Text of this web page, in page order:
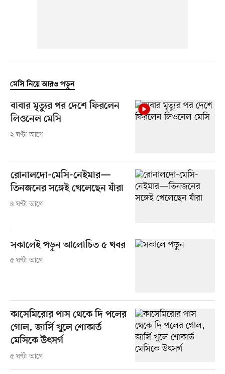
মেসি নিয়ে আরও পড়ুন
বাবার মৃত্যুর পর দেশে ফিরলেন
লিওনেল মেসি
২ ঘণ্টা আগে
রোনালদো-মেসি-নেইমার—
তিনজনের সঙ্গেই খেলেছেন যাঁরা
৪ ঘণ্টা আগে
সকালেই পড়ুন আলোচিত ৫ খবর
৫ ঘণ্টা আগে
কাসেমিরোর পাস থেকে দি পলের
গোল, জার্সি খুলে শোকার্ত
মেসিকে উৎসর্গ
৫ ঘণ্টা আগে